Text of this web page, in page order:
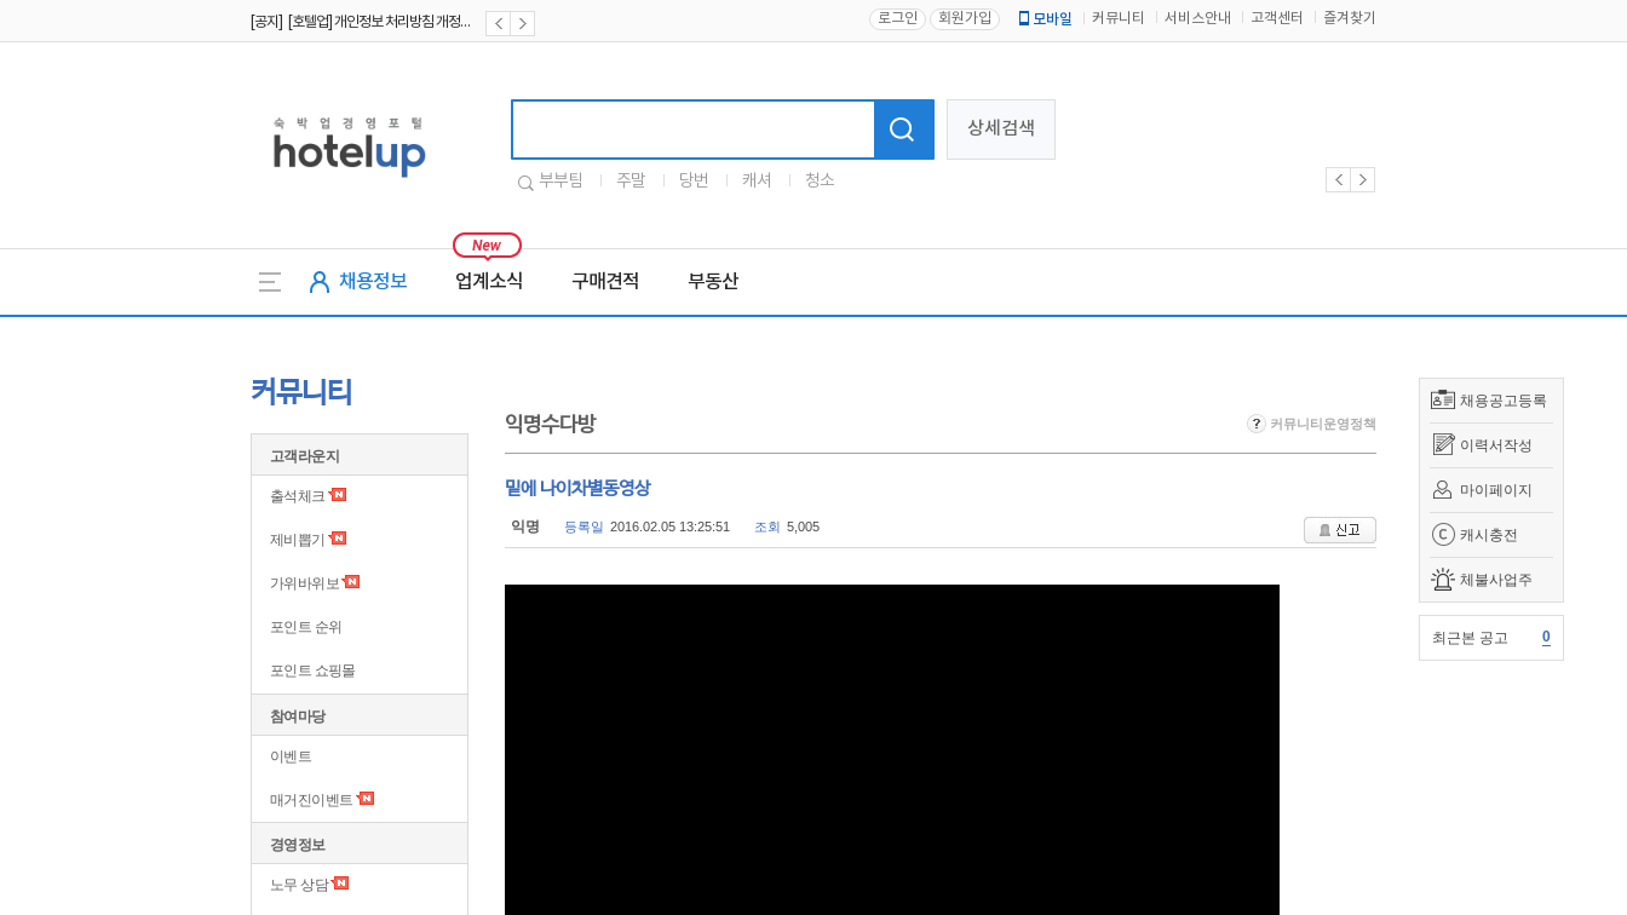
[공지] [호텔업] 개인정보 처리방침 개정본2 (19.09.02) 로그인 회원가입 모바일 커뮤니티 서비스안내 고객센터 즐겨찾기
상세검색
부부팀 주말 당번 캐셔 청소
채용정보 업계소식 구매견적 부동산
채용공고등록
이력서작성
마이페이지
캐시충전
체불사업주
최근본 공고 0
커뮤니티
고객라운지
출석체크
제비뽑기
가위바위보
포인트 순위
포인트 쇼핑몰
참여마당
이벤트
매거진이벤트
경영정보
노무 상담
익명수다방 커뮤니티운영정책
밑에 나이차별동영상
익명 등록일 2016.02.05 13:25:51 조회 5,005